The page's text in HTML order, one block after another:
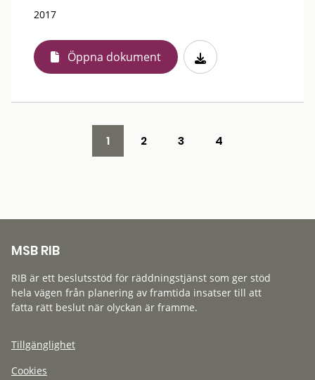
2017
Öppna dokument
1 2 3 4
MSB RIB
RIB är ett beslutsstöd för räddningstjänst som ger stöd
hela vägen från planering av framtida insatser till att
fatta rätt beslut när olyckan är framme.
Tillgänglighet
Cookies